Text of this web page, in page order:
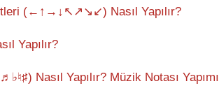
(←↑→↓↖↗↘↙) Nasıl Yapılır?
Yapılır?
Nasıl Yapılır? Müzik Notası Yapımı